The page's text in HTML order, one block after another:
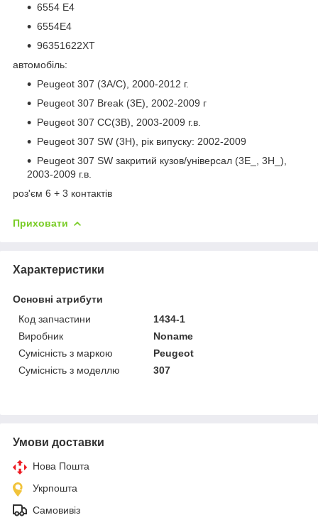
6554 E4
6554E4
96351622XT
автомобіль:
Peugeot 307 (3A/C), 2000-2012 г.
Peugeot 307 Break (3E), 2002-2009 г
Peugeot 307 CC(3B), 2003-2009 г.в.
Peugeot 307 SW (3H), рік випуску: 2002-2009
Peugeot 307 SW закритий кузов/універсал (3E_, 3H_),
2003-2009 г.в.
роз'єм 6 + 3 контактів
Приховати
Характеристики
Основні атрибути
Код запчастини
1434-1
Виробник
Noname
Сумісність з маркою
Peugeot
Сумісність з моделлю
307
Умови доставки
Нова Пошта
Укрпошта
Самовивіз